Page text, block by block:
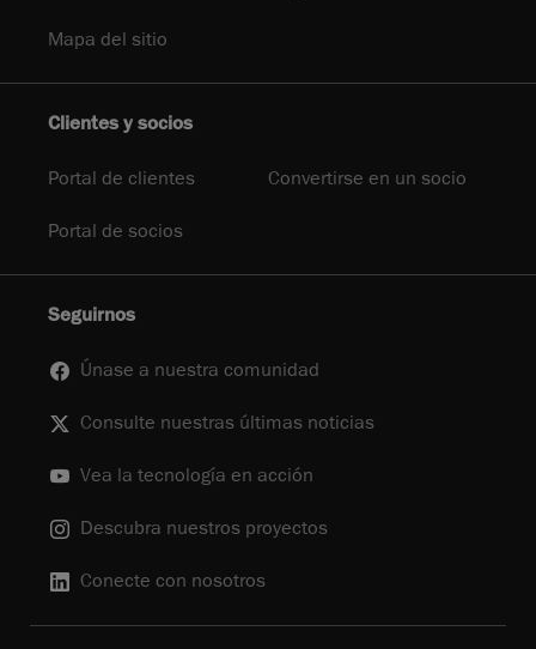
Mapa del sitio
Clientes y socios
Portal de clientes Convertirse en un socio
Portal de socios
Seguirnos
Únase a nuestra comunidad
Consulte nuestras últimas noticias
Vea la tecnología en acción
Descubra nuestros proyectos
Conecte con nosotros